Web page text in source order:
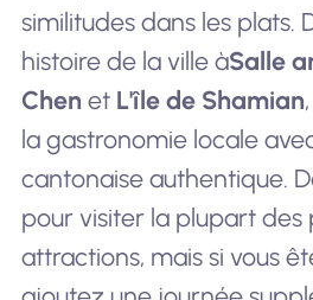
similitudes dans les plats.
histoire de la ville àSalle
Chen et L'île de Shamian
la gastronomie locale
cantonaise authentique.
pour visiter la plupart des
attractions, mais si vous